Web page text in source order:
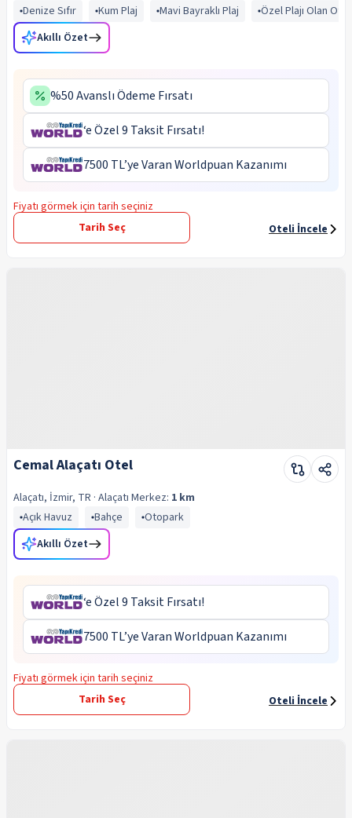
Denize Sıfır
Kum Plaj Mavi Bayraklı Plaj
Özel Plajı Olan Otel
Akıllı Özet
%50 Avanslı Ödeme Fırsatı
‘e Özel 9 Taksit Fırsatı!
7500 TL’ye Varan Worldpuan Kazanımı
Fiyatı görmek için tarih seçiniz
Tarih Seç
Oteli İncele
Cemal Alaçatı Otel
Alaçatı, İzmir, TR · Alaçatı Merkez: 1 km
Açık Havuz
Bahçe
Otopark
Akıllı Özet
‘e Özel 9 Taksit Fırsatı!
7500 TL’ye Varan Worldpuan Kazanımı
Fiyatı görmek için tarih seçiniz
Tarih Seç
Oteli İncele